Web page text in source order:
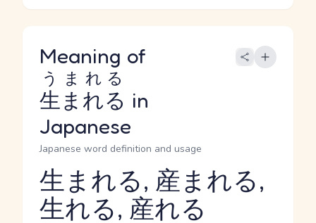
Meaning of
生まれる
うまれる
in
Japanese
Japanese word definition and usage
Reading and JLPT level
生まれる, 産まれる,
生れる, 産れる